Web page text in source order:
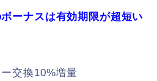
ーナスは有効期限が超短い
交換10%増量